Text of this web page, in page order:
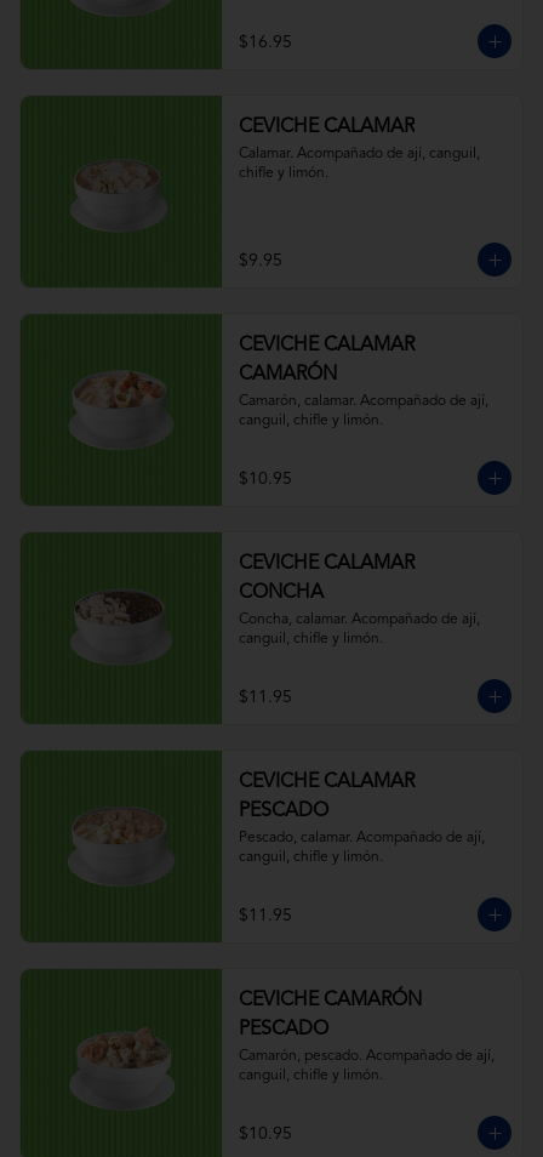
$16.95
CEVICHE CALAMAR
Calamar. Acompañado de ají, canguil,
chifle y limón.
$9.95
CEVICHE CALAMAR
CAMARÓN
Camarón, calamar. Acompañado de ají,
canguil, chifle y limón.
$10.95
CEVICHE CALAMAR
CONCHA
Concha, calamar. Acompañado de ají,
canguil, chifle y limón.
$11.95
CEVICHE CALAMAR
PESCADO
Pescado, calamar. Acompañado de ají,
canguil, chifle y limón.
$11.95
CEVICHE CAMARÓN
PESCADO
Camarón, pescado. Acompañado de ají,
canguil, chifle y limón.
$10.95